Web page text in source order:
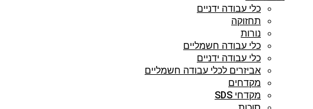
כלי עבודה ידניים
תחזוקה
נורות
כלי עבודה חשמליים
כלי עבודה ידניים
אביזרים לכלי עבודה חשמליים
מקדחים
מקדחי SDS